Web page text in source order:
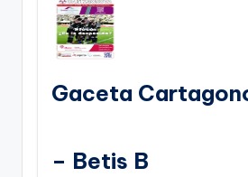
Gaceta
– Betis B